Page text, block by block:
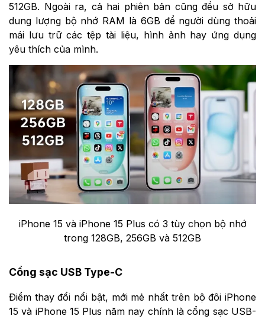
512GB. Ngoài ra, cả hai phiên bản cũng đều sở hữu
dung lượng bộ nhớ RAM là 6GB để người dùng thoải
mái lưu trữ các tệp tài liệu, hình ảnh hay ứng dụng
yêu thích của mình.
iPhone 15 và iPhone 15 Plus có 3 tùy chọn bộ nhớ
trong 128GB, 256GB và 512GB
Cổng sạc USB Type-C
Điểm thay đổi nổi bật, mới mẻ nhất trên bộ đôi iPhone
15 và iPhone 15 Plus năm nay chính là cổng sạc USB-